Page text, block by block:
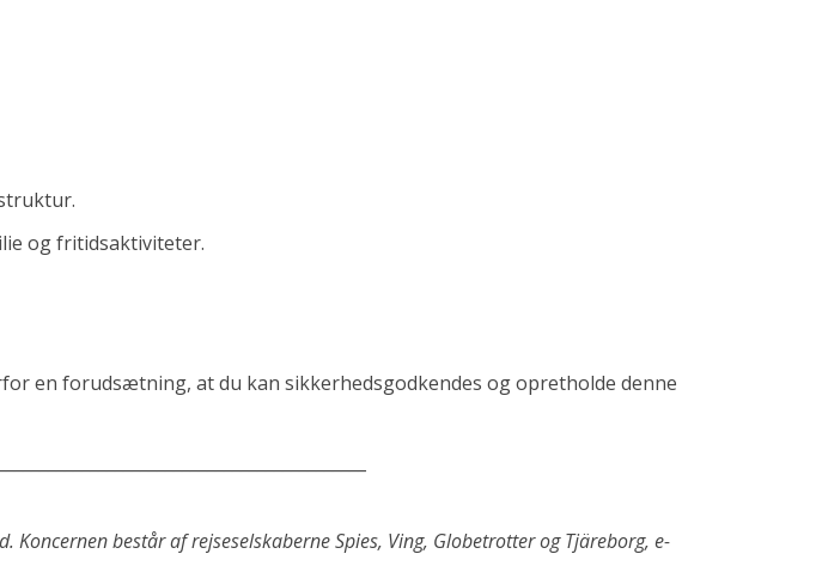
og fritidsaktiviteter.
en forudsætning, at du kan sikkerhedsgodkendes og opretholde denne
består af rejseselskaberne Spies, Ving, Globetrotter og Tjäreborg, e-